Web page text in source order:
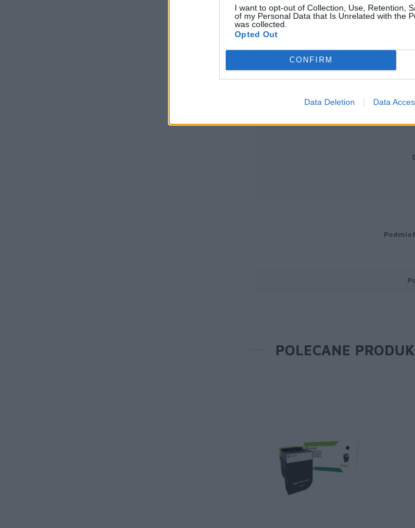
I want to opt-out of Collection, Use, Retention,
of my Personal Data that Is Unrelated with the
was collected.
Opted Out
CONFIRM
Data Deletion Data
POLECANE